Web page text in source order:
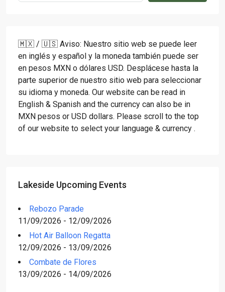
🇲🇽 / 🇺🇸 Aviso: Nuestro sitio web se puede leer
en inglés y español y la moneda también puede ser
en pesos MXN o dólares USD. Desplácese hasta la
parte superior de nuestro sitio web para seleccionar
su idioma y moneda. Our website can be read in
English & Spanish and the currency can also be in
MXN pesos or USD dollars. Please scroll to the top
of our website to select your language & currency .
Lakeside Upcoming Events
Rebozo Parade
11/09/2026 - 12/09/2026
Hot Air Balloon Regatta
12/09/2026 - 13/09/2026
Combate de Flores
13/09/2026 - 14/09/2026